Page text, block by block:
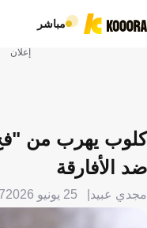
مباشر
إعلان
كلوب يهرب من
ضد الأفارقة
مجدي عبيد 25 يونيو 2026